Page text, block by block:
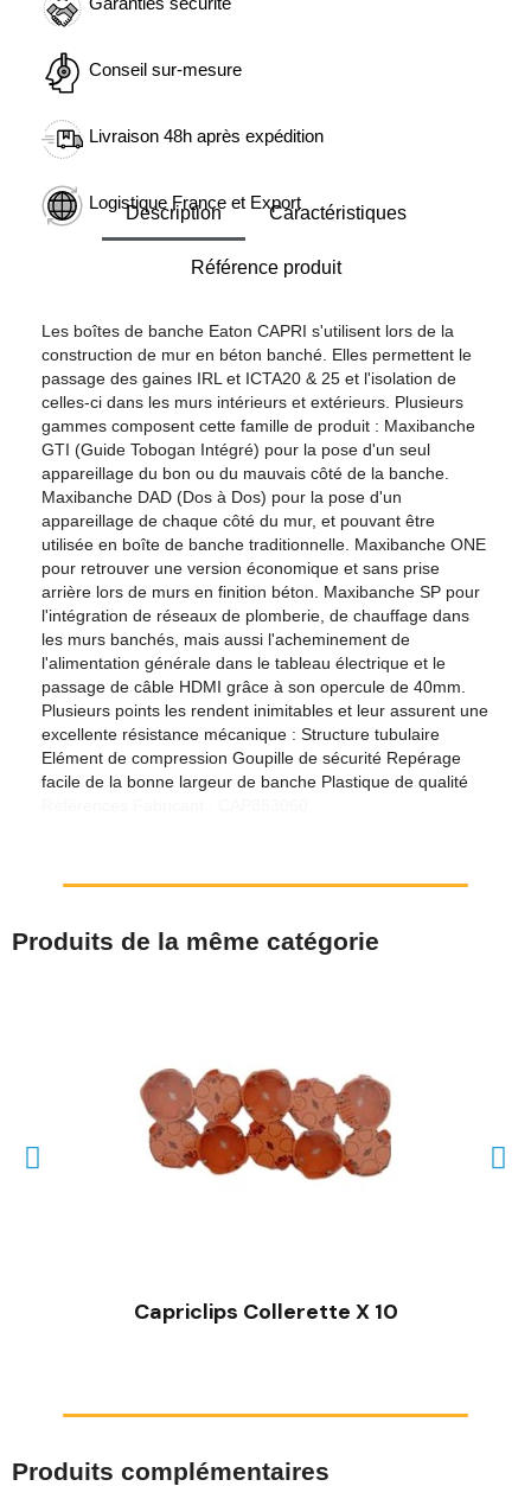
Conseil sur-mesure
Livraison 48h après expédition
Logistique France et Export
Description Caractéristiques
Référence produit
Les boîtes de banche Eaton CAPRI s'utilisent lors de la
construction de mur en béton banché. Elles permettent le
passage des gaines IRL et ICTA20 & 25 et l'isolation de
celles-ci dans les murs intérieurs et extérieurs. Plusieurs
gammes composent cette famille de produit : Maxibanche
GTI (Guide Tobogan Intégré) pour la pose d'un seul
appareillage du bon ou du mauvais côté de la banche.
Maxibanche DAD (Dos à Dos) pour la pose d'un
appareillage de chaque côté du mur, et pouvant être
utilisée en boîte de banche traditionnelle. Maxibanche ONE
pour retrouver une version économique et sans prise
arrière lors de murs en finition béton. Maxibanche SP pour
l'intégration de réseaux de plomberie, de chauffage dans
les murs banchés, mais aussi l'acheminement de
l'alimentation générale dans le tableau électrique et le
passage de câble HDMI grâce à son opercule de 40mm.
Plusieurs points les rendent inimitables et leur assurent une
excellente résistance mécanique : Structure tubulaire
Elément de compression Goupille de sécurité Repérage
facile de la bonne largeur de banche Plastique de qualité
Produits de la même catégorie
Capriclips Collerette X 10
Produits complémentaires